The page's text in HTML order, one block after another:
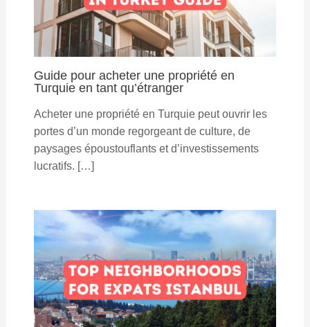
Guide pour acheter une propriété en
Turquie en tant qu’étranger
Acheter une propriété en Turquie peut ouvrir les
portes d’un monde regorgeant de culture, de
paysages époustouflants et d’investissements
lucratifs. […]